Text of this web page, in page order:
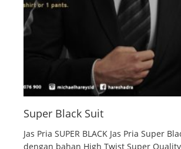
Super Black Suit
Jas Pria SUPER BLACK Jas Pria Super
dengan bahan High Twist Super Quality